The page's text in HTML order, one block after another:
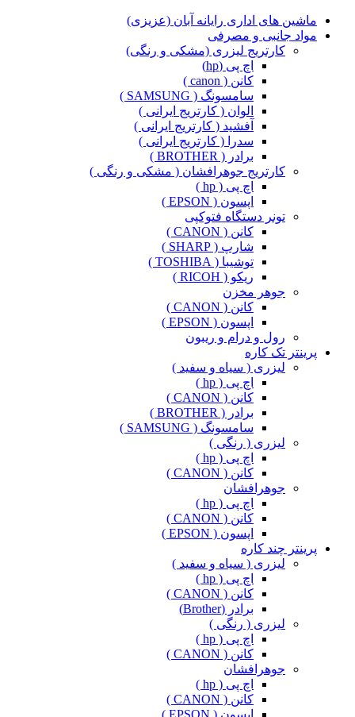
ماشین های اداری رایانه آبان (عزیزی)
مواد جانبی و مصرفی
کارتریج لیزری (مشکی و رنگی)
اچ پی (hp)
کانن ( canon )
سامسونگ ( SAMSUNG )
الوان ( کارتریج ایرانی )
آفشید ( کارتریج ایرانی )
سدرا ( کارتریج ایرانی )
برادر ( BROTHER )
کارتریج جوهرافشان ( مشکی و رنگی )
اچ پی ( hp )
اپسون ( EPSON )
تونر دستگاه فتوکپی
کانن ( CANON )
شارپ ( SHARP )
توشیبا ( TOSHIBA )
ریکو ( RICOH )
جوهر مخزن
کانن ( CANON )
اپسون ( EPSON )
رول و درام و ریبون
پرینتر تک کاره
لیزری ( سیاه و سفید )
اچ پی ( hp )
کانن ( CANON )
برادر ( BROTHER )
سامسونگ ( SAMSUNG )
لیزری ( رنگی )
اچ پی ( hp )
کانن ( CANON )
جوهرافشان
اچ پی ( hp )
کانن ( CANON )
اپسون ( EPSON )
پرینتر چند کاره
لیزری ( سیاه و سفید )
اچ پی ( hp )
کانن ( CANON )
برادر (Brother)
لیزری ( رنگی )
اچ پی ( hp )
کانن ( CANON )
جوهرافشان
اچ پی ( hp )
کانن ( CANON )
اپسون ( EPSON )